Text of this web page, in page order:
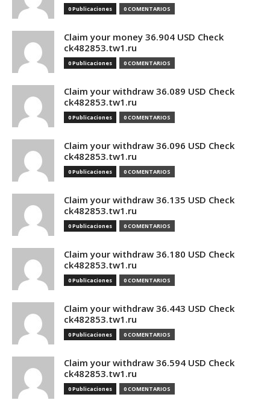
0 Publicaciones 0 COMENTARIOS
Claim your money 36.904 USD Check
ck482853.tw1.ru
0 Publicaciones 0 COMENTARIOS
Claim your withdraw 36.089 USD Check
ck482853.tw1.ru
0 Publicaciones 0 COMENTARIOS
Claim your withdraw 36.096 USD Check
ck482853.tw1.ru
0 Publicaciones 0 COMENTARIOS
Claim your withdraw 36.135 USD Check
ck482853.tw1.ru
0 Publicaciones 0 COMENTARIOS
Claim your withdraw 36.180 USD Check
ck482853.tw1.ru
0 Publicaciones 0 COMENTARIOS
Claim your withdraw 36.443 USD Check
ck482853.tw1.ru
0 Publicaciones 0 COMENTARIOS
Claim your withdraw 36.594 USD Check
ck482853.tw1.ru
0 Publicaciones 0 COMENTARIOS